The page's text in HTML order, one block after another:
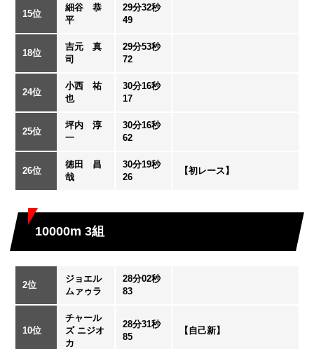
15位
細谷 恭
平
29分32秒
49
18位
吉元 真
司
29分53秒
72
24位
小西 祐
也
30分16秒
17
25位
坪内 淳
一
30分16秒
62
26位
徳田 昌
哉
30分19秒
26
【初レース】
10000m 3組
2位
ジョエル
ムァゥラ
28分02秒
83
10位
チャール
ズ ニジオ
カ
28分31秒
85
【自己新】